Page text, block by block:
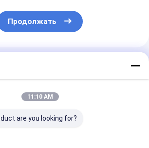
Продолжать
Продукты
11:10 AM
are you looking for?